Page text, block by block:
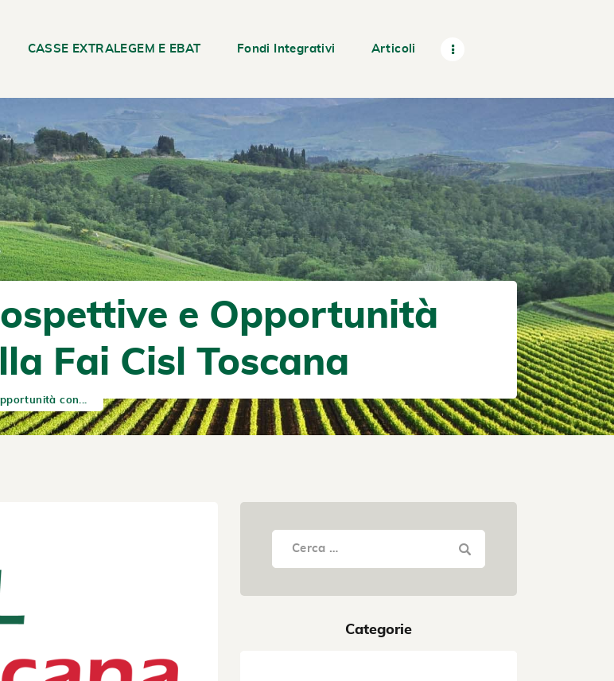
CASSE EXTRALEGEM E EBAT Fondi Integrativi Articoli
e Opportunità
Fai Cisl Toscana
con...
Categorie